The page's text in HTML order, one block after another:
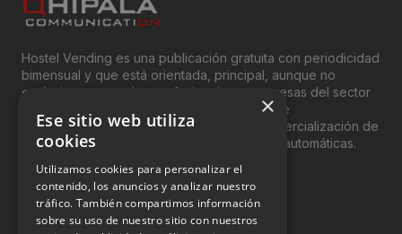
Hostel Vending es una publicación gratuita con periodicidad
bimensual y que está orientada, principal, aunque no
exclusivamente, a los profesionales y empresas del sector
del “Vending”; nombre con el que se conoce
genéricamente entre profesionales a la comercialización de
productos y servicios a través de máquinas automáticas.
INFORMACIÓN LEGAL
Aviso Legal
×
Ese sitio web utiliza
cookies
Utilizamos cookies para personalizar el
contenido, los anuncios y analizar nuestro
tráfico. También compartimos información
sobre su uso de nuestro sitio con nuestros